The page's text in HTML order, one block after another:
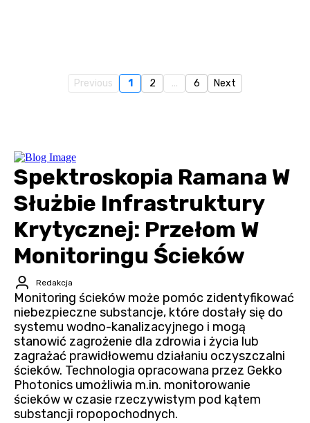
Previous 1 2 ... 6 Next
Spektroskopia Ramana W
Służbie Infrastruktury
Krytycznej: Przełom W
Monitoringu Ścieków
Redakcja
Monitoring ścieków może pomóc zidentyfikować
niebezpieczne substancje, które dostały się do
systemu wodno-kanalizacyjnego i mogą
stanowić zagrożenie dla zdrowia i życia lub
zagrażać prawidłowemu działaniu oczyszczalni
ścieków. Technologia opracowana przez Gekko
Photonics umożliwia m.in. monitorowanie
ścieków w czasie rzeczywistym pod kątem
substancji ropopochodnych.